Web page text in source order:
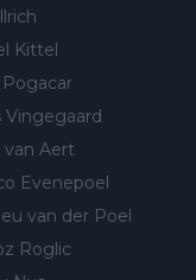
Kittel
Pogacar
Vingegaard
Aert
Evenepoel
van der Poel
Roglic